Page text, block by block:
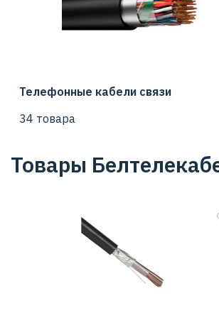
Телефонные кабели связи
34 товара
Товары